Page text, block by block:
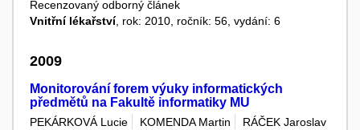
Recenzovaný odborný článek
Vnitřní lékařství, rok: 2010, ročník: 56, vydání: 6
2009
Monitorování forem výuky informatických
předmětů na Fakultě informatiky MU
PEKÁRKOVÁ Lucie KOMENDA Martin
RÁČEK Jaroslav